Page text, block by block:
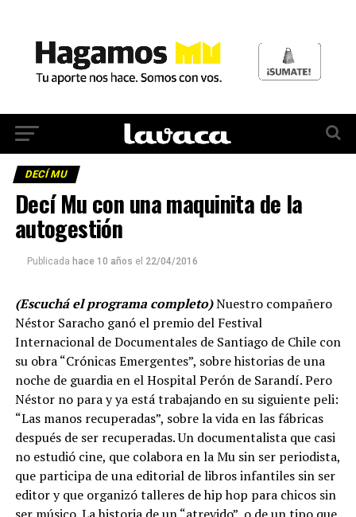
DECÍ MU
Decí Mu con una maquinita de la
autogestión
Publicada hace 10 años el 22/04/2016
(Escuchá el programa completo)Nuestro compañero
Néstor Saracho ganó el premio del Festival
Internacional de Documentales de Santiago de Chile con
su obra “Crónicas Emergentes”, sobre historias de una
noche de guardia en el Hospital Perón de Sarandí. Pero
Néstor no para y ya está trabajando en su siguiente peli:
“Las manos recuperadas”, sobre la vida en las fábricas
después de ser recuperadas. Un documentalista que casi
no estudió cine, que colabora en la Mu sin ser periodista,
que participa de una editorial de libros infantiles sin ser
editor y que organizó talleres de hip hop para chicos sin